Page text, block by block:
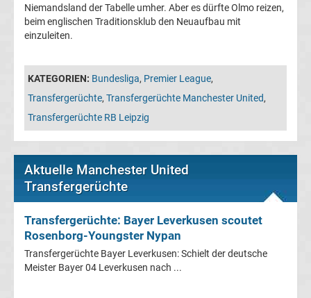
Ergebnisse
League
Erg.
Conference
League
Tabelle
Formel
Niemandsland der Tabelle umher. Aber es dürfte Olmo reizen,
beim englischen Traditionsklub den Neuaufbau mit
einzuleiten.
KATEGORIEN: Bundesliga, Premier League,
Transfergerüchte, Transfergerüchte Manchester United,
Transfergerüchte RB Leipzig
Aktuelle Manchester United
Transfergerüchte
Transfergerüchte: Bayer Leverkusen scoutet
Rosenborg-Youngster Nypan
Transfergerüchte Bayer Leverkusen: Schielt der deutsche
Meister Bayer 04 Leverkusen nach ...